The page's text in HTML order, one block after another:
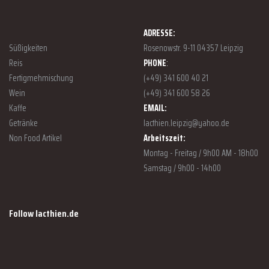
Süßigkeiten
Reis
Fertigmehmischung
Wein
Kaffe
Getränke
Non Food Artikel
ADRESSE:
Rosenowstr. 9-11 04357 Leipzig
PHONE:
(+49) 341 600 40 21
(+49) 341 600 58 26
EMAIL:
lacthien.leipzig@yahoo.de
Arbeitszeit:
Montag - Freitag / 9h00 AM - 18h00
Samstag / 9h00 - 14h00
Follow lacthien.de